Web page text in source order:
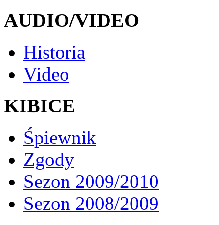
AUDIO/VIDEO
Historia
Video
KIBICE
Śpiewnik
Zgody
Sezon 2009/2010
Sezon 2008/2009